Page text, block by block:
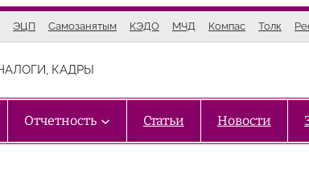
ЭЦП Самозанятым КЭДО МЧД Компас Толк
КАДРЫ
Отчетность Статьи Новости